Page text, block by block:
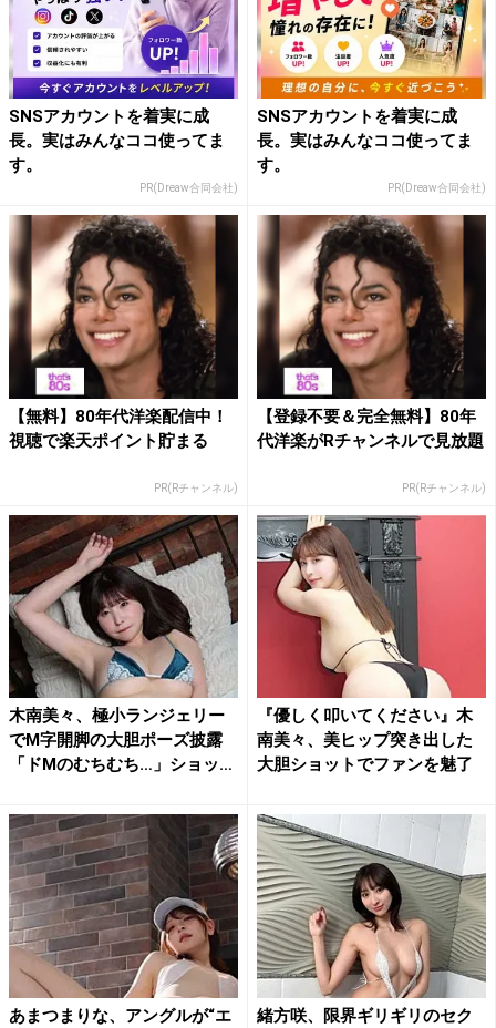
SNSアカウントを着実に成
長。実はみんなココ使ってま
す。
PR(Dreaw合同会社)
SNSアカウントを着実に成
長。実はみんなココ使ってま
す。
PR(Dreaw合同会社)
【無料】80年代洋楽配信中！
視聴で楽天ポイント貯まる
PR(Rチャンネル)
【登録不要＆完全無料】80年
代洋楽がRチャンネルで見放題
PR(Rチャンネル)
木南美々、極小ランジェリー
でM字開脚の大胆ポーズ披露
「ドMのむちむち…」ショッ
『優しく叩いてください』木
南美々、美ヒップ突き出した
大胆ショットでファンを魅了
あまつまりな、アングルが“エ
緒方咲、限界ギリギリのセク